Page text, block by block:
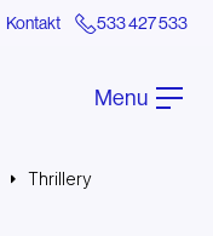
Kontakt 533 427 533
Menu
Thrillery